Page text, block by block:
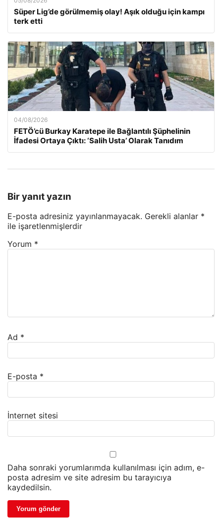
Süper Lig’de görülmemiş olay! Aşık olduğu için kampı
terk etti
04/08/2026
FETÖ’cü Burkay Karatepe ile Bağlantılı Şüphelinin
İfadesi Ortaya Çıktı: ‘Salih Usta’ Olarak Tanıdım
Bir yanıt yazın
E-posta adresiniz yayınlanmayacak. Gerekli alanlar *
ile işaretlenmişlerdir
Yorum *
Ad *
E-posta *
İnternet sitesi
Daha sonraki yorumlarımda kullanılması için adım, e-
posta adresim ve site adresim bu tarayıcıya
kaydedilsin.